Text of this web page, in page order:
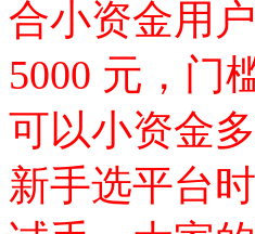
合小资金用
5000 元，门
可以小资金
新手选平台